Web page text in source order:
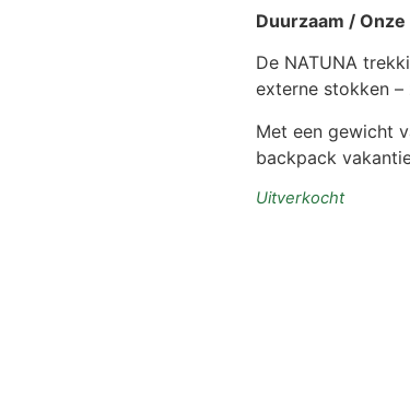
Duurzaam /
De NATUNA
externe stokken
Met een gewicht
backpack
Uitverkocht